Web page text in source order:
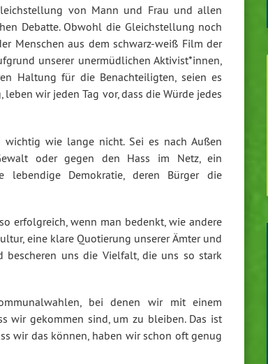
von Mann und Frau und allen
Debatte. Obwohl die Gleichstellung noch
Menschen aus dem schwarz-weiß Film der
unserer unermüdlichen Aktivist*innen,
Haltung für die Benachteiligten, seien es
wir jeden Tag vor, dass die Würde jedes
wie lange nicht. Sei es nach Außen
oder gegen den Hass im Netz, ein
lebendige Demokratie, deren Bürger die
erfolgreich, wenn man bedenkt, wie andere
eine klare Quotierung unserer Ämter und
bescheren uns die Vielfalt, die uns so stark
bei denen wir mit einem
wir gekommen sind, um zu bleiben. Das ist
wir das können, haben wir schon oft genug